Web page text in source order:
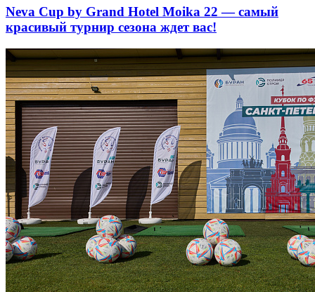
Neva Cup by Grand Hotel Moika 22 — самый
красивый турнир сезона ждет вас!